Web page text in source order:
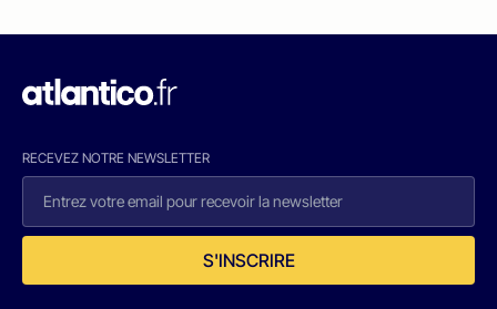
RECEVEZ NOTRE NEWSLETTER
S'INSCRIRE